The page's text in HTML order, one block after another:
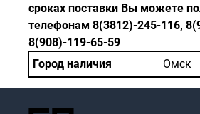
сроках поставки Вы можете
телефонам 8(3812)-245-116,
8(908)-119-65-59
Город наличия
Омск